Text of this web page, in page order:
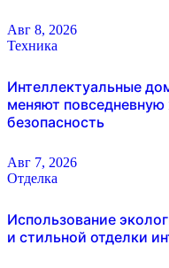
Авг 8, 2026
Техника
Интеллектуальные
меняют
безопасность
Авг 7, 2026
Отделка
Использование
и стильной отделки